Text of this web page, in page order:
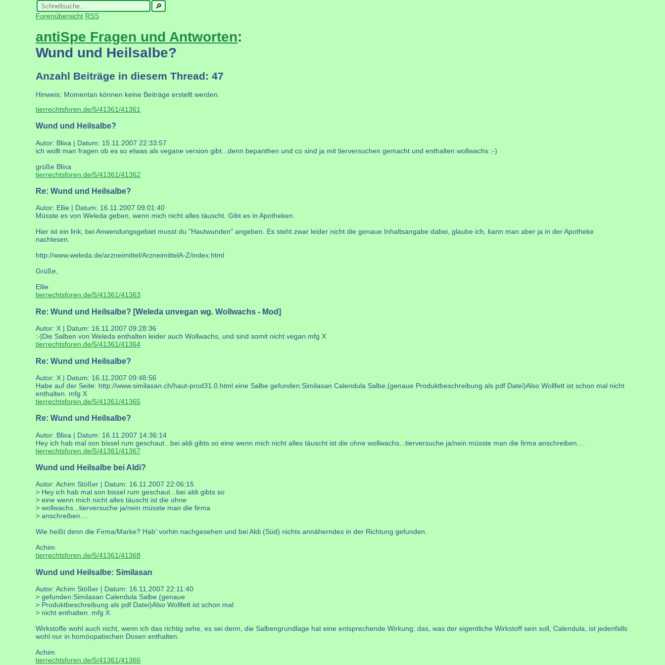
Forenübersicht RSS
antiSpe Fragen und Antworten:
Wund und Heilsalbe?
Anzahl Beiträge in diesem Thread: 47
Hinweis: Momentan können keine Beiträge erstellt werden.
tierrechtsforen.de/5/41361/41361
Wund und Heilsalbe?
Autor: Blixa | Datum: 15.11.2007 22:33:57
ich wollt man fragen ob es so etwas als vegane version gibt...denn bepanthen und co sind ja mit tierversuchen gemacht und enthalten wollwachs ;-)
grüße Blixa
tierrechtsforen.de/5/41361/41362
Re: Wund und Heilsalbe?
Autor: Ellie | Datum: 16.11.2007 09:01:40
Müsste es von Weleda geben, wenn mich nicht alles täuscht. Gibt es in Apotheken.
Hier ist ein link, bei Anwendungsgebiet musst du "Hautwunden" angeben. Es steht zwar leider nicht die genaue Inhaltsangabe dabei, glaube ich, kann man aber ja in der Apotheke
nachlesen.
http://www.weleda.de/arzneimittel/ArzneimittelA-Z/index.html
Grüße,
Ellie
tierrechtsforen.de/5/41361/41363
Re: Wund und Heilsalbe? [Weleda unvegan wg. Wollwachs - Mod]
Autor: X | Datum: 16.11.2007 09:28:36
:-|Die Salben von Weleda enthalten leider auch Wollwachs, und sind somit nicht vegan.mfg X
tierrechtsforen.de/5/41361/41364
Re: Wund und Heilsalbe?
Autor: X | Datum: 16.11.2007 09:48:56
Habe auf der Seite: http://www.similasan.ch/haut-prod31.0.html eine Salbe gefunden:Similasan Calendula Salbe.(genaue Produktbeschreibung als pdf Datei)Also Wollfett ist schon mal nicht
enthalten. mfg X
tierrechtsforen.de/5/41361/41365
Re: Wund und Heilsalbe?
Autor: Blixa | Datum: 16.11.2007 14:36:14
Hey ich hab mal son bissel rum geschaut...bei aldi gibts so eine wenn mich nicht alles täuscht ist die ohne wollwachs...tierversuche ja/nein müsste man die firma anschreiben....
tierrechtsforen.de/5/41361/41367
Wund und Heilsalbe bei Aldi?
Autor: Achim Stößer | Datum: 16.11.2007 22:06:15
> Hey ich hab mal son bissel rum geschaut...bei aldi gibts so
> eine wenn mich nicht alles täuscht ist die ohne
> wollwachs...tierversuche ja/nein müsste man die firma
> anschreiben....
Wie heißt denn die Firma/Marke? Hab' vorhin nachgesehen und bei Aldi (Süd) nichts annäherndes in der Richtung gefunden.
Achim
tierrechtsforen.de/5/41361/41368
Wund und Heilsalbe: Similasan
Autor: Achim Stößer | Datum: 16.11.2007 22:11:40
> gefunden:Similasan Calendula Salbe.(genaue
> Produktbeschreibung als pdf Datei)Also Wollfett ist schon mal
> nicht enthalten. mfg X
Wirkstoffe wohl auch nicht, wenn ich das richtig sehe, es sei denn, die Salbengrundlage hat eine entsprechende Wirkung; das, was der eigentliche Wirkstoff sein soll, Calendula, ist jedenfalls
wohl nur in homöopatischen Dosen enthalten.
Achim
tierrechtsforen.de/5/41361/41366